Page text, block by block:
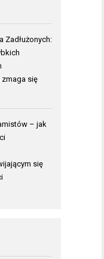
Zadłużonych:
zmaga się
– jak
się